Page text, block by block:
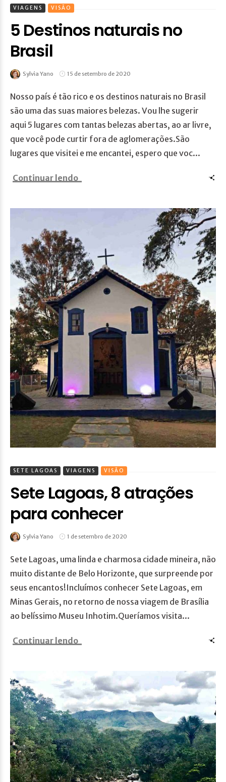
VIAGENS VISÃO
5 Destinos naturais no
Brasil
Sylvia Yano 15 de setembro de 2020
Nosso país é tão rico e os destinos naturais no Brasil
são uma das suas maiores belezas. Vou lhe sugerir
aqui 5 lugares com tantas belezas abertas, ao ar livre,
que você pode curtir fora de aglomerações.São
lugares que visitei e me encantei, espero que voc...
Continuar lendo
SETE LAGOAS VIAGENS VISÃO
Sete Lagoas, 8 atrações
para conhecer
Sylvia Yano 1 de setembro de 2020
Sete Lagoas, uma linda e charmosa cidade mineira, não
muito distante de Belo Horizonte, que surpreende por
seus encantos!Incluímos conhecer Sete Lagoas, em
Minas Gerais, no retorno de nossa viagem de Brasília
ao belíssimo Museu Inhotim.Queríamos visita...
Continuar lendo